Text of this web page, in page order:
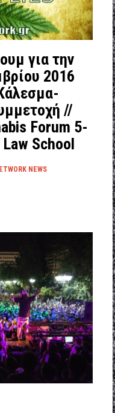
για την
2016
//
Forum 5-
School
NEWS